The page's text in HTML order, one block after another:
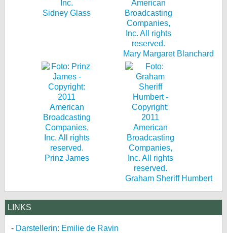
Sidney Glass
Mary Margaret Blanchard
Prinz James
Graham Sheriff Humbert
LINKS
Darstellerin: Emilie de Ravin